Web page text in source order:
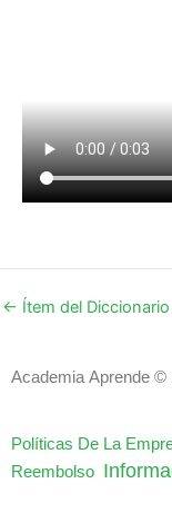
← Ítem del
Academia Aprende ©
Políticas De La
Reembolso